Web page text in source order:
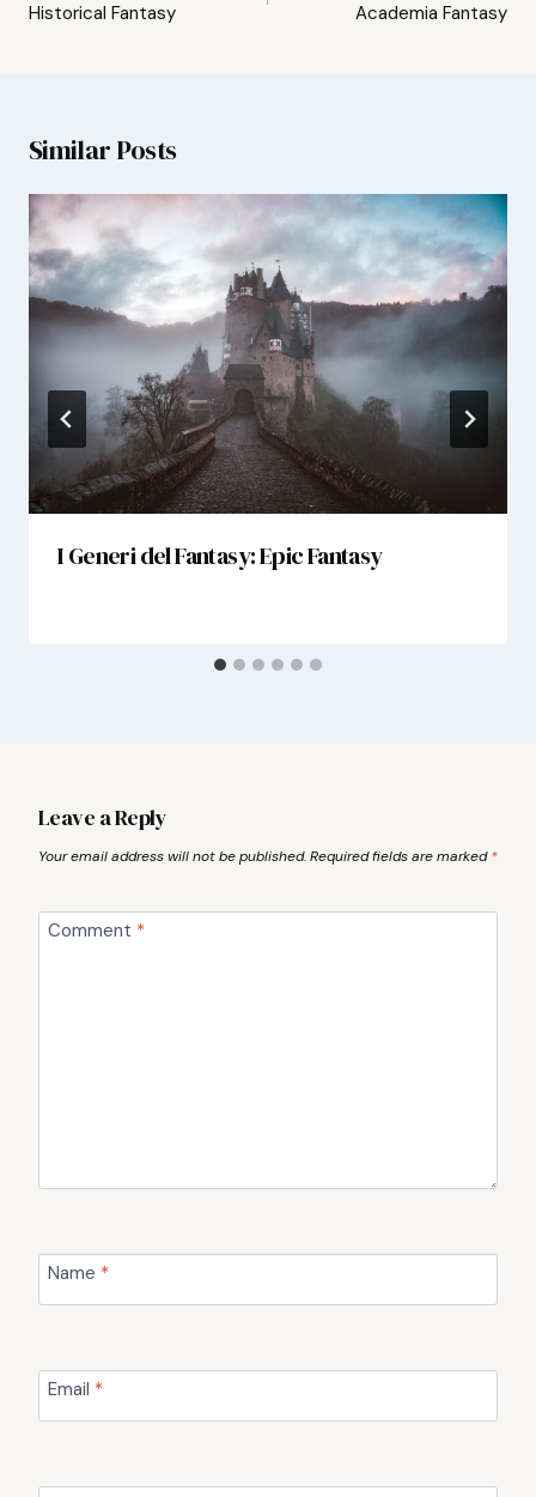
Historical Fantasy
Academia Fantasy
Similar Posts
I Generi del Fantasy: Epic Fantasy
Leave a Reply
Your email address will not be published.Required fields are marked*
Comment *
Name *
Email *